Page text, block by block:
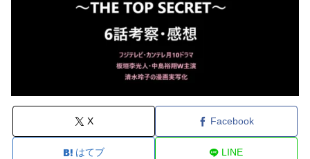
X Facebook
はてブ LINE